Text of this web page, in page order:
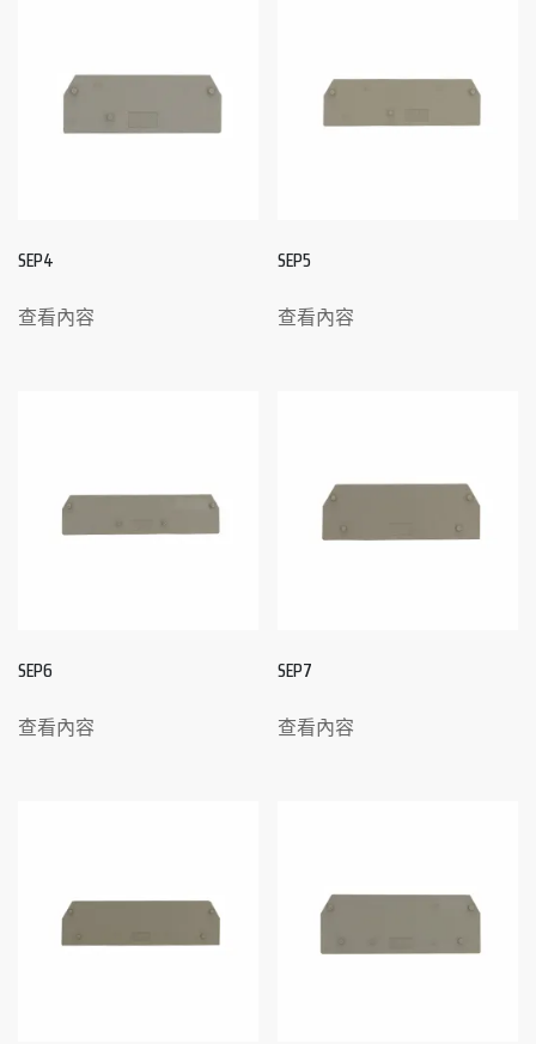
SEP4
查看內容
SEP5
查看內容
SEP6
查看內容
SEP7
查看內容